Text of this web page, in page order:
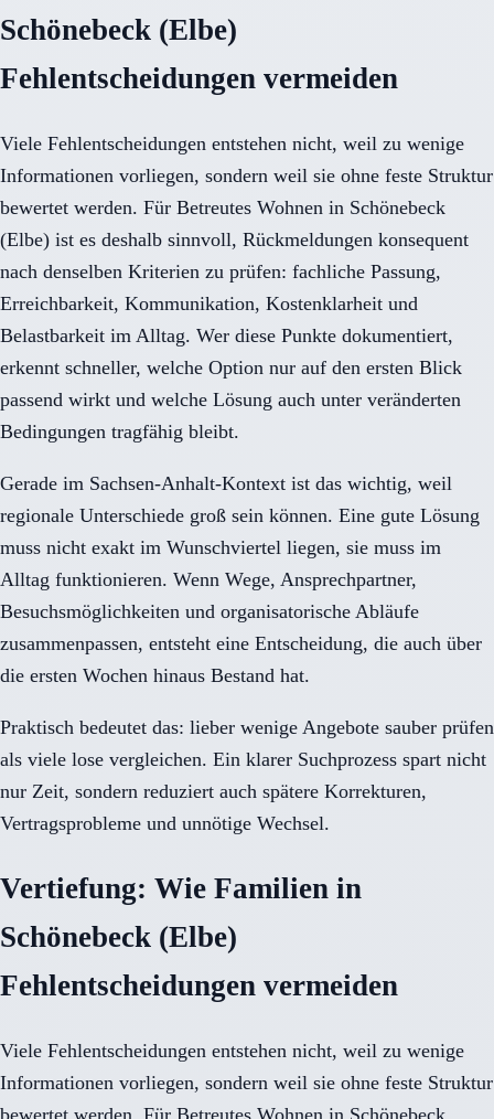
Schönebeck (Elbe)
Fehlentscheidungen vermeiden
Viele Fehlentscheidungen entstehen nicht, weil zu wenige
Informationen vorliegen, sondern weil sie ohne feste Struktur
bewertet werden. Für Betreutes Wohnen in Schönebeck
(Elbe) ist es deshalb sinnvoll, Rückmeldungen konsequent
nach denselben Kriterien zu prüfen: fachliche Passung,
Erreichbarkeit, Kommunikation, Kostenklarheit und
Belastbarkeit im Alltag. Wer diese Punkte dokumentiert,
erkennt schneller, welche Option nur auf den ersten Blick
passend wirkt und welche Lösung auch unter veränderten
Bedingungen tragfähig bleibt.
Gerade im Sachsen-Anhalt-Kontext ist das wichtig, weil
regionale Unterschiede groß sein können. Eine gute Lösung
muss nicht exakt im Wunschviertel liegen, sie muss im
Alltag funktionieren. Wenn Wege, Ansprechpartner,
Besuchsmöglichkeiten und organisatorische Abläufe
zusammenpassen, entsteht eine Entscheidung, die auch über
die ersten Wochen hinaus Bestand hat.
Praktisch bedeutet das: lieber wenige Angebote sauber prüfen
als viele lose vergleichen. Ein klarer Suchprozess spart nicht
nur Zeit, sondern reduziert auch spätere Korrekturen,
Vertragsprobleme und unnötige Wechsel.
Vertiefung: Wie Familien in
Schönebeck (Elbe)
Fehlentscheidungen vermeiden
Viele Fehlentscheidungen entstehen nicht, weil zu wenige
Informationen vorliegen, sondern weil sie ohne feste Struktur
bewertet werden. Für Betreutes Wohnen in Schönebeck